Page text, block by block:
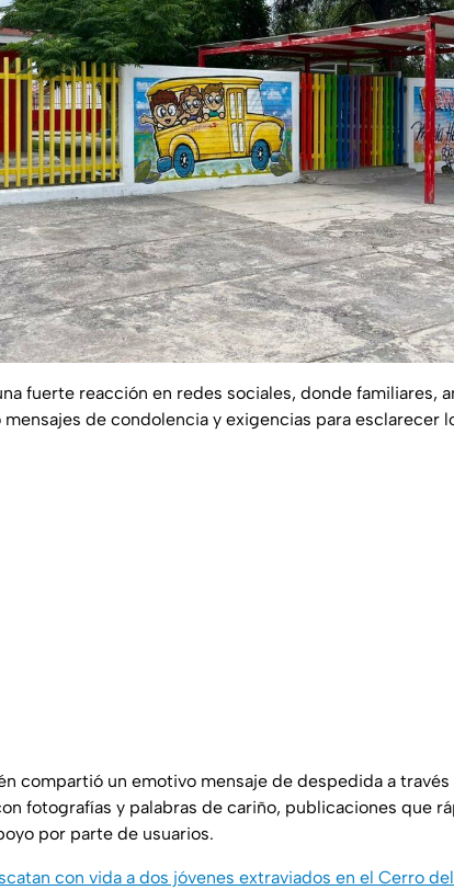
fuerte reacción en redes sociales, donde familiares,
de condolencia y exigencias para esclarecer
compartió un emotivo mensaje de despedida a
fotografías y palabras de cariño, publicaciones que
por parte de usuarios.
con vida a dos jóvenes extraviados en el Cerro